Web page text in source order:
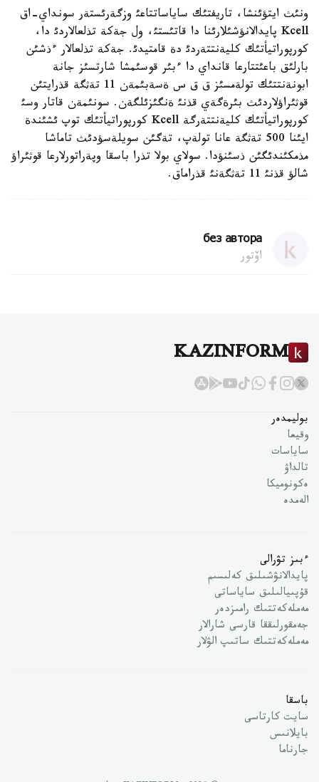
ونئث ايتؤئنشا، تاريفتئك ساياساتتاعئ وزگةرئستةر سونداي-اق
Kcell پايدالانؤشئلارئنا دا قاتئستئ، ول جةكة تذلعالاردئ دا،
كورپوراتيأتئك كليةنتتةردئ دة قامتيدئ. جةكة تذلعالار ءذشئن
بارلئق باعئتتارعا قانداي دا ءبئر قوسئمشا شارتسئز جانة
ابونةنتتئك تولةمسئز ق ق س ةسةبئمةن 11 تةثگة قذرايتئن
قوثئراؤلاردئث بئرةگةي قذنئ ةنگئزئلگةن. سونئمةن قاتار وسئ
كورپوراتيأتئك كليةنتتةرگة Kcell كورپوراتيأتئك توپ ئشئندة
ايئنا 500 تةثگة عانا تولةپ، تةگئن سويلةسؤدئث تاماشا
مذمكئندئگئن ذسئنؤدا. سولاي بولا تذرا باسقا وپةراتورلارعا قوثئراؤ
شالؤ قذنئ 11 تةثگةنئ قذراماق.
без автора
اۆتور
KAZINFORM
بوليمدەر
وقيعا
ساياسات
تالداۋ
ەكونوميكا
الەمدە
ءبىز تۋرالى
پايدالانۋشىلىق كەلىسىم
قۇپىيالىلىق ساياساتى
مەملەكەتتىك رامىزدەر
جەمقورلىققا قارسى شارالار
مەملەكەتتىك ساتىپ الۋلار
باسقا
سايت كارتاسى
بايلانىس
جارناما